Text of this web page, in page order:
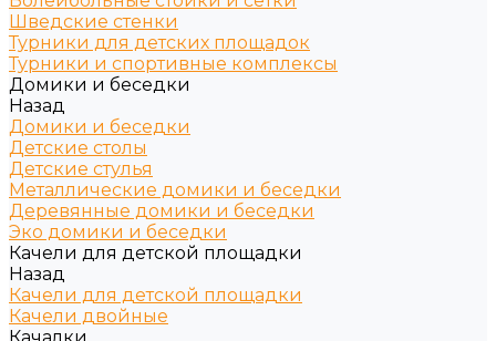
Шведские стенки
Турники для детских площадок
Турники и спортивные комплексы
Домики и беседки
Назад
Домики и беседки
Детские столы
Детские стулья
Металлические домики и беседки
Деревянные домики и беседки
Эко домики и беседки
Качели для детской площадки
Назад
Качели для детской площадки
Качели двойные